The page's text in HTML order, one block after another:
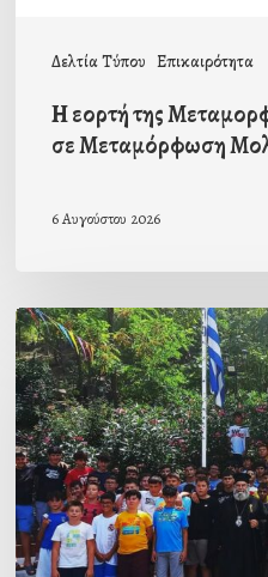
Δελτία Τύπου Επικαιρότητα
Η εορτή της
σε Μεταμόρφωση
6 Αυγούστου 2026
Με
την
β΄
περίοδο
των
αγοριών
ολοκληρώθηκαν